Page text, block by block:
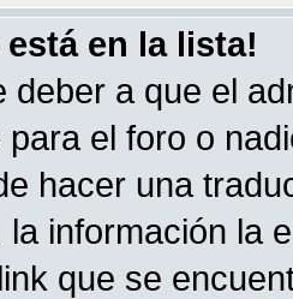
en la lista!
deber a que el
para el foro o
hacer una
información la
que se